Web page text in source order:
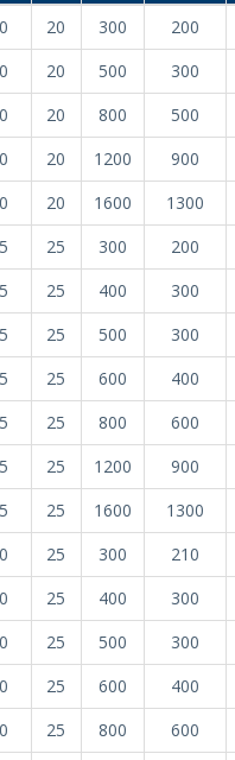
20 300 200
20 500 300
20 800 500
20 1200 900
20 1600 1300
25 300 200
25 400 300
25 500 300
25 600 400
25 800 600
25 1200 900
25 1600 1300
25 300 210
25 400 300
25 500 300
25 600 400
25 800 600